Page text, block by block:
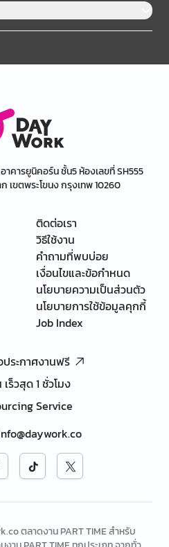
าคารยูนิคอร์น ชั้น5 ห้องเลขที่ SH555
เขตพระโขนง กรุงเทพ 10260
ติดต่อเรา
วิธีใช้งาน
คำถามที่พบบ่อย
เงื่อนไขและข้อกำหนด
นโยบายความเป็นส่วนตัว
นโยบายการใช้ข้อมูลคุกกี้
Job Index
ประกาศงานฟรี
ร็วสุด 1 ชั่วโมง
Service
ตลาดงาน PART TIME สำหรับ